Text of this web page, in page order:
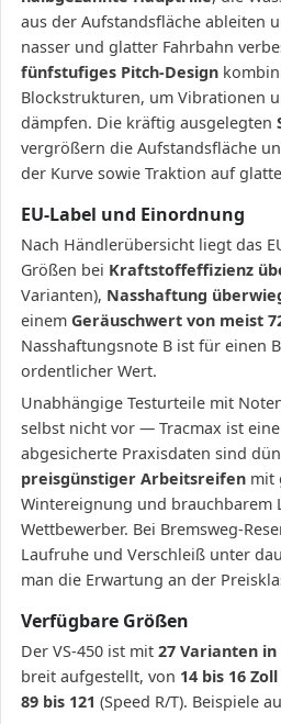
aus der Aufstandsfläche ableiten
nasser und glatter Fahrbahn
fünfstufiges Pitch-Design
Blockstrukturen, um Vibrationen
dämpfen. Die kräftig ausgelegten
vergrößern die Aufstandsfläche
der Kurve sowie Traktion auf
EU-Label und Einordnung
Nach Händlerübersicht liegt das
Größen bei Kraftstoffeffizienz
Varianten), Nasshaftung
einem Geräuschwert von meist
Nasshaftungsnote B ist für einen
ordentlicher Wert.
Unabhängige Testurteile mit
selbst nicht vor — Tracmax ist
abgesicherte Praxisdaten sind
preisgünstiger Arbeitsreifen mit
Wintereignung und brauchbarem
Wettbewerber. Bei Bremsweg-
Laufruhe und Verschleiß unter
man die Erwartung an der
Verfügbare Größen
Der VS-450 ist mit 27 Varianten
breit aufgestellt, von 14 bis 16 Zoll
89 bis 121 (Speed R/T). Beispiele